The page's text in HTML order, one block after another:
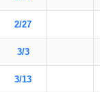
2/27
3/3
3/13